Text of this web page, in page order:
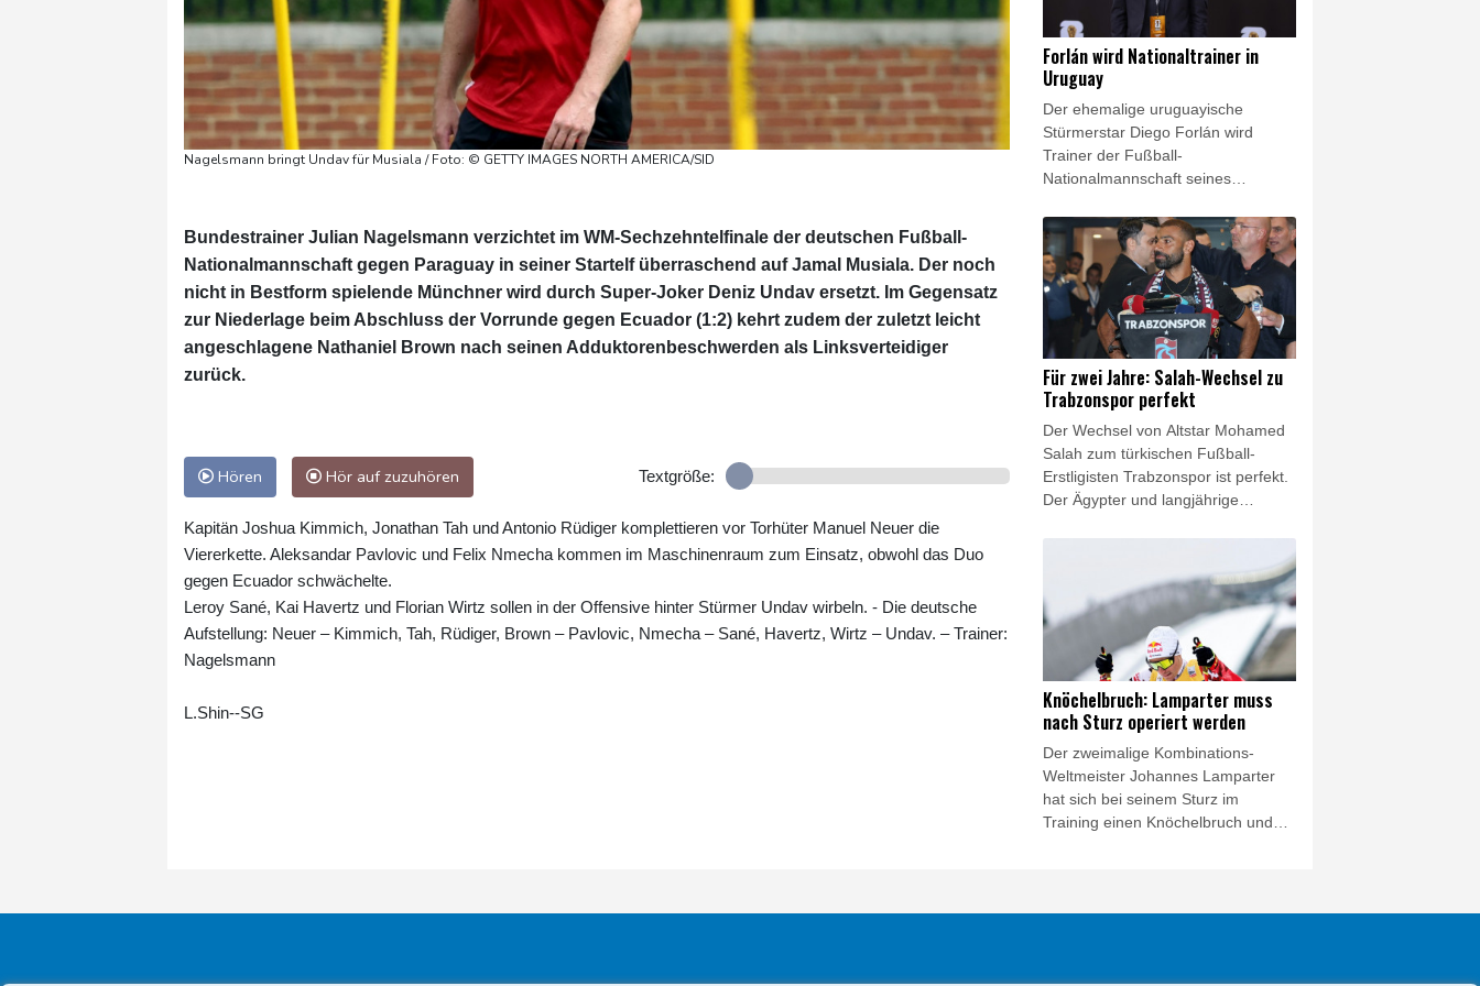
Nagelsmann bringt Undav für Musiala / Foto: © GETTY IMAGES NORTH AMERICA/SID
Bundestrainer Julian Nagelsmann verzichtet im WM-Sechzehntelfinale der deutschen Fußball-
Nationalmannschaft gegen Paraguay in seiner Startelf überraschend auf Jamal Musiala. Der noch
nicht in Bestform spielende Münchner wird durch Super-Joker Deniz Undav ersetzt. Im Gegensatz
zur Niederlage beim Abschluss der Vorrunde gegen Ecuador (1:2) kehrt zudem der zuletzt leicht
angeschlagene Nathaniel Brown nach seinen Adduktorenbeschwerden als Linksverteidiger
zurück.
Hören Hör auf zuzuhören Textgröße:
Kapitän Joshua Kimmich, Jonathan Tah und Antonio Rüdiger komplettieren vor Torhüter Manuel Neuer die
Viererkette. Aleksandar Pavlovic und Felix Nmecha kommen im Maschinenraum zum Einsatz, obwohl das Duo
gegen Ecuador schwächelte.
Leroy Sané, Kai Havertz und Florian Wirtz sollen in der Offensive hinter Stürmer Undav wirbeln. - Die deutsche
Aufstellung: Neuer – Kimmich, Tah, Rüdiger, Brown – Pavlovic, Nmecha – Sané, Havertz, Wirtz – Undav. – Trainer:
Nagelsmann
L.Shin--SG
Medienberichten zahlt Real 125
Millionen Euro als feste Ablöse an
RB, mit Boni könnte sich die Summe
auf 140 Millionen Euro erhöhen.
Forlán wird Nationaltrainer in
Uruguay
Der ehemalige uruguayische
Stürmerstar Diego Forlán wird
Trainer der Fußball-
Nationalmannschaft seines
uruguayische Fußballverband am
Donnerstag bekannt. Forlán folgt
auf Marcelo Bielsa, der mit der
"Celeste" bei der WM in den USA,
Mexiko und Kanada bereits in der
Gruppenphase gescheitert war.
Für zwei Jahre: Salah-Wechsel zu
Trabzonspor perfekt
Der Wechsel von Altstar Mohamed
Salah zum türkischen Fußball-
Erstligisten Trabzonspor ist perfekt.
Der Ägypter und langjährige
Unterschrift ein Trikot des Klubs, der
im Vorfeld vom "ersten Schritt einer
unvergesslichen Reise" gesprochen
Knöchelbruch: Lamparter muss
nach Sturz operiert werden
Der zweimalige Kombinations-
Weltmeister Johannes Lamparter
hat sich bei seinem Sturz im
Training einen Knöchelbruch und
Donnerstag in Innsbruck. Dabei